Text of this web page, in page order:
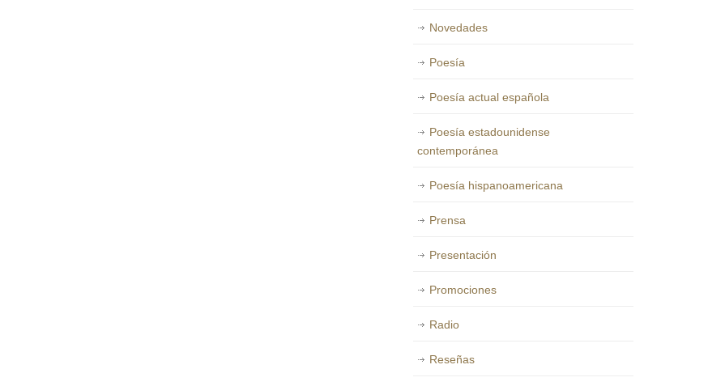
Novedades
Poesía
Poesía actual española
Poesía estadounidense
contemporánea
Poesía hispanoamericana
Prensa
Presentación
Promociones
Radio
Reseñas